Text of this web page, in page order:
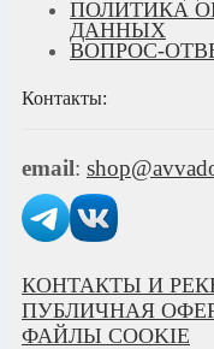
ПОЛИТИКА
ДАННЫХ
ВОПРОС-
Контакты:
email:
КОНТАКТЫ И
ПУБЛИЧНАЯ
ФАЙЛЫ COOKIE